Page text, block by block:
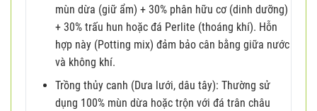
mùn dừa (giữ ẩm) + 30% phân hữu cơ (dinh dưỡng)
+ 30% trấu hun hoặc đá Perlite (thoáng khí). Hỗn
hợp này (Potting mix) đảm bảo cân bằng giữa nước
và không khí.
Trồng thủy canh (Dưa lưới, dâu tây): Thường sử
dụng 100% mùn dừa hoặc trộn với đá trân châu